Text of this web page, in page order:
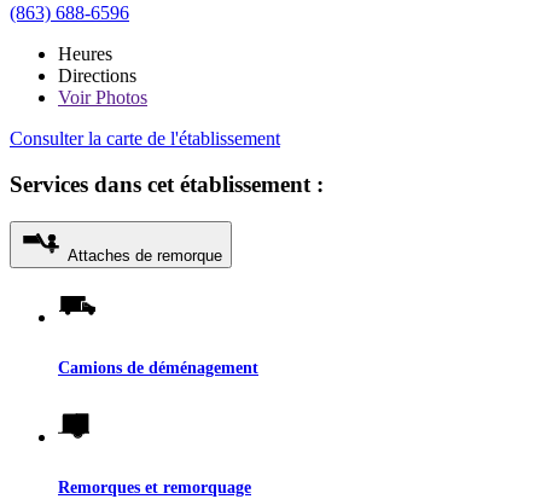
(863) 688-6596
Heures
Directions
VoirPhotos
Consulter la carte de l'établissement
Services dans cet établissement :
Attaches de remorque
Camions de déménagement
Remorques et remorquage